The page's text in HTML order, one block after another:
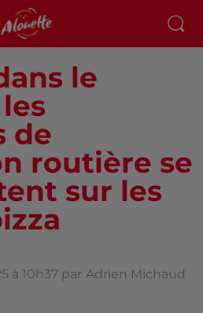
le
de
routière se
sur les
à 10h37 par Adrien Michaud